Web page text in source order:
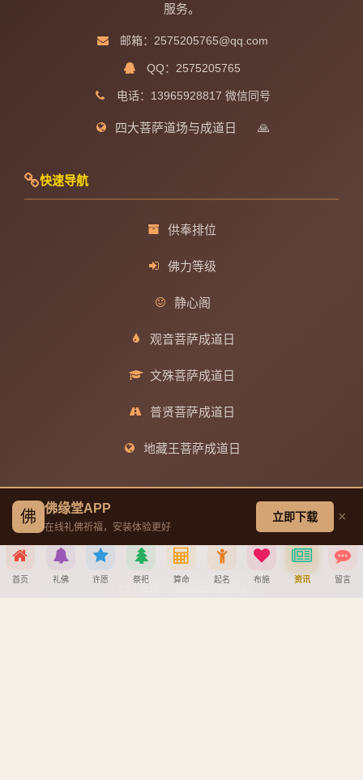
服务。
邮箱：2575205765@qq.com
QQ：2575205765
电话：13965928817 微信同号
四大菩萨道场与成道日 🙏
快速导航
供奉排位
佛力等级
静心阁
观音菩萨成道日
文殊菩萨成道日
普贤菩萨成道日
地藏王菩萨成道日
帮助中心
创建墓园教程
注册与找回密码教程
佛 佛缘堂APP
在线礼佛祈福，安装体验更好
立即下载 ×
首页 礼佛 许愿 祭祀 算命 起名 布施 资讯 留言